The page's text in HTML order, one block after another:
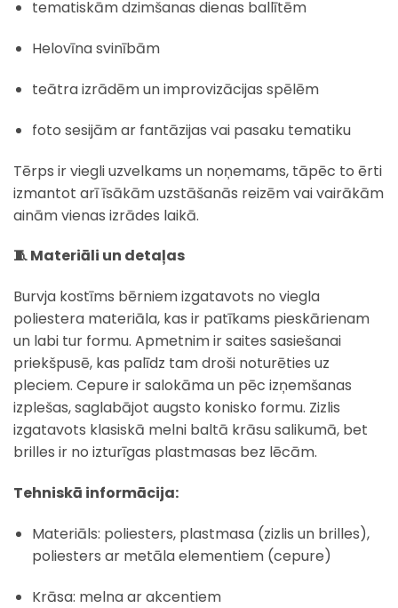
tematiskām dzimšanas dienas ballītēm
Helovīna svinībām
teātra izrādēm un improvizācijas spēlēm
foto sesijām ar fantāzijas vai pasaku tematiku
Tērps ir viegli uzvelkams un noņemams, tāpēc to ērti
izmantot arī īsākām uzstāšanās reizēm vai vairākām
ainām vienas izrādes laikā.
🧵 Materiāli un detaļas
Burvja kostīms bērniem izgatavots no viegla
poliestera materiāla, kas ir patīkams pieskārienam
un labi tur formu. Apmetnim ir saites sasiešanai
priekšpusē, kas palīdz tam droši noturēties uz
pleciem. Cepure ir salokāma un pēc izņemšanas
izplešas, saglabājot augsto konisko formu. Zizlis
izgatavots klasiskā melni baltā krāsu salikumā, bet
brilles ir no izturīgas plastmasas bez lēcām.
Tehniskā informācija:
Materiāls: poliesters, plastmasa (zizlis un brilles),
poliesters ar metāla elementiem (cepure)
Krāsa: melna ar akcentiem